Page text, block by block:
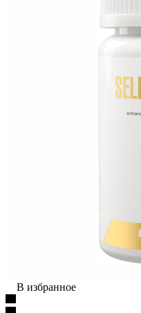
В избранное